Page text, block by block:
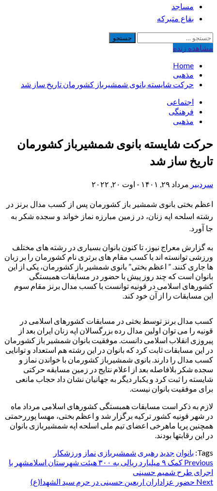
مساجد
بقاع متبرکه
جستجو
برای:
مشاهده‌ زنده
Home
مذهبی
حرکت شایسته بانوی شمشیرباز کشورمان تاریخ ساز شد
اجتماعی
فرهنگی
مذهبی
حرکت شایسته بانوی شمشیرباز کشورمان
تاریخ ساز شد
سردبیر مرداد ۲۹, ۱۴۰۱ - اوت ۲۰, ۲۰۲۲
اعظم بختی بانوی شمشیر باز کشورمان پس از کسب مدال برنز در
رشته اسلحه اپه زنان، در زمین مبارزه نماز خواند و سجده شکر به
جا آورد.
به گزارش معراج نیوز، تا کنون بانوان بسیاری در رشته های مختلف
ورزشی توانسته اند با کسب مقام های برتری نام کشورمان را بر زبان
ها جاری کنند. ” اعظم بختی” بانوی شمشیر باز کشورمان، یکی از این
بانوان است که چند روز پیش با حضور در مسابقات همبستگی
کشورهای اسلامی در قونیه توانست با کسب مدال برنز مقام سوم
این مسابقات را از آن خود کند.
کسب مدال برنز توسط بختی در مسابقات کشورهای اسلامی در
قونیه را می توان اولین مدال رده بزرگسالان اپه زنان ایران بعد از
پیروزی انقلاب اسلامی دانست. موفقیت بانوان شمشیر باز کشورمان
در این مسابقات ثابت کرد که بانوان در این رشته هم استعداد و توانایی
کسب مدال را دارند. بانوی شمشیرباز کشورمان با خواندن نماز و
سجده شکر بلافاصله بعد از اعلام نتایج در زمین مسابقه حرکتی
شایسته را ثبت کرد و یکبار دیگر به جهانیان نشان داد حجاب مانعی
برای موفقیت بانوان نیست.
لازم به ذکر است مسابقات همبستگی کشورهای اسلامی مرداد ماه
در شهر قونیه کشور ترکیه برگزار شد و اعظم بختی، مهسا پوررحمتی
همچنین پریا ماهرخی اعضای تیم ملی اسلحه اپه شمشیربازی بانوان
در این رقابتها بودند.
Tags: بانوان جدید رهبری شمشیربازی نماز ورزشکار
Post
navigation
Previous
کمک ۹ میلیارد ریالی به ۳۰۰ هیئت شهرستان اسلامشهر با
اجرای طرح شمیم حسینی
Next حضور عزاداران اربعین حسینی در حرم سید الشهدا(ع)